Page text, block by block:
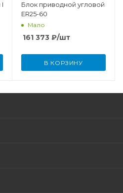
Блок приводной угловой
ER25-60
Мало
161 373 ₽/шт
В КОРЗИНУ